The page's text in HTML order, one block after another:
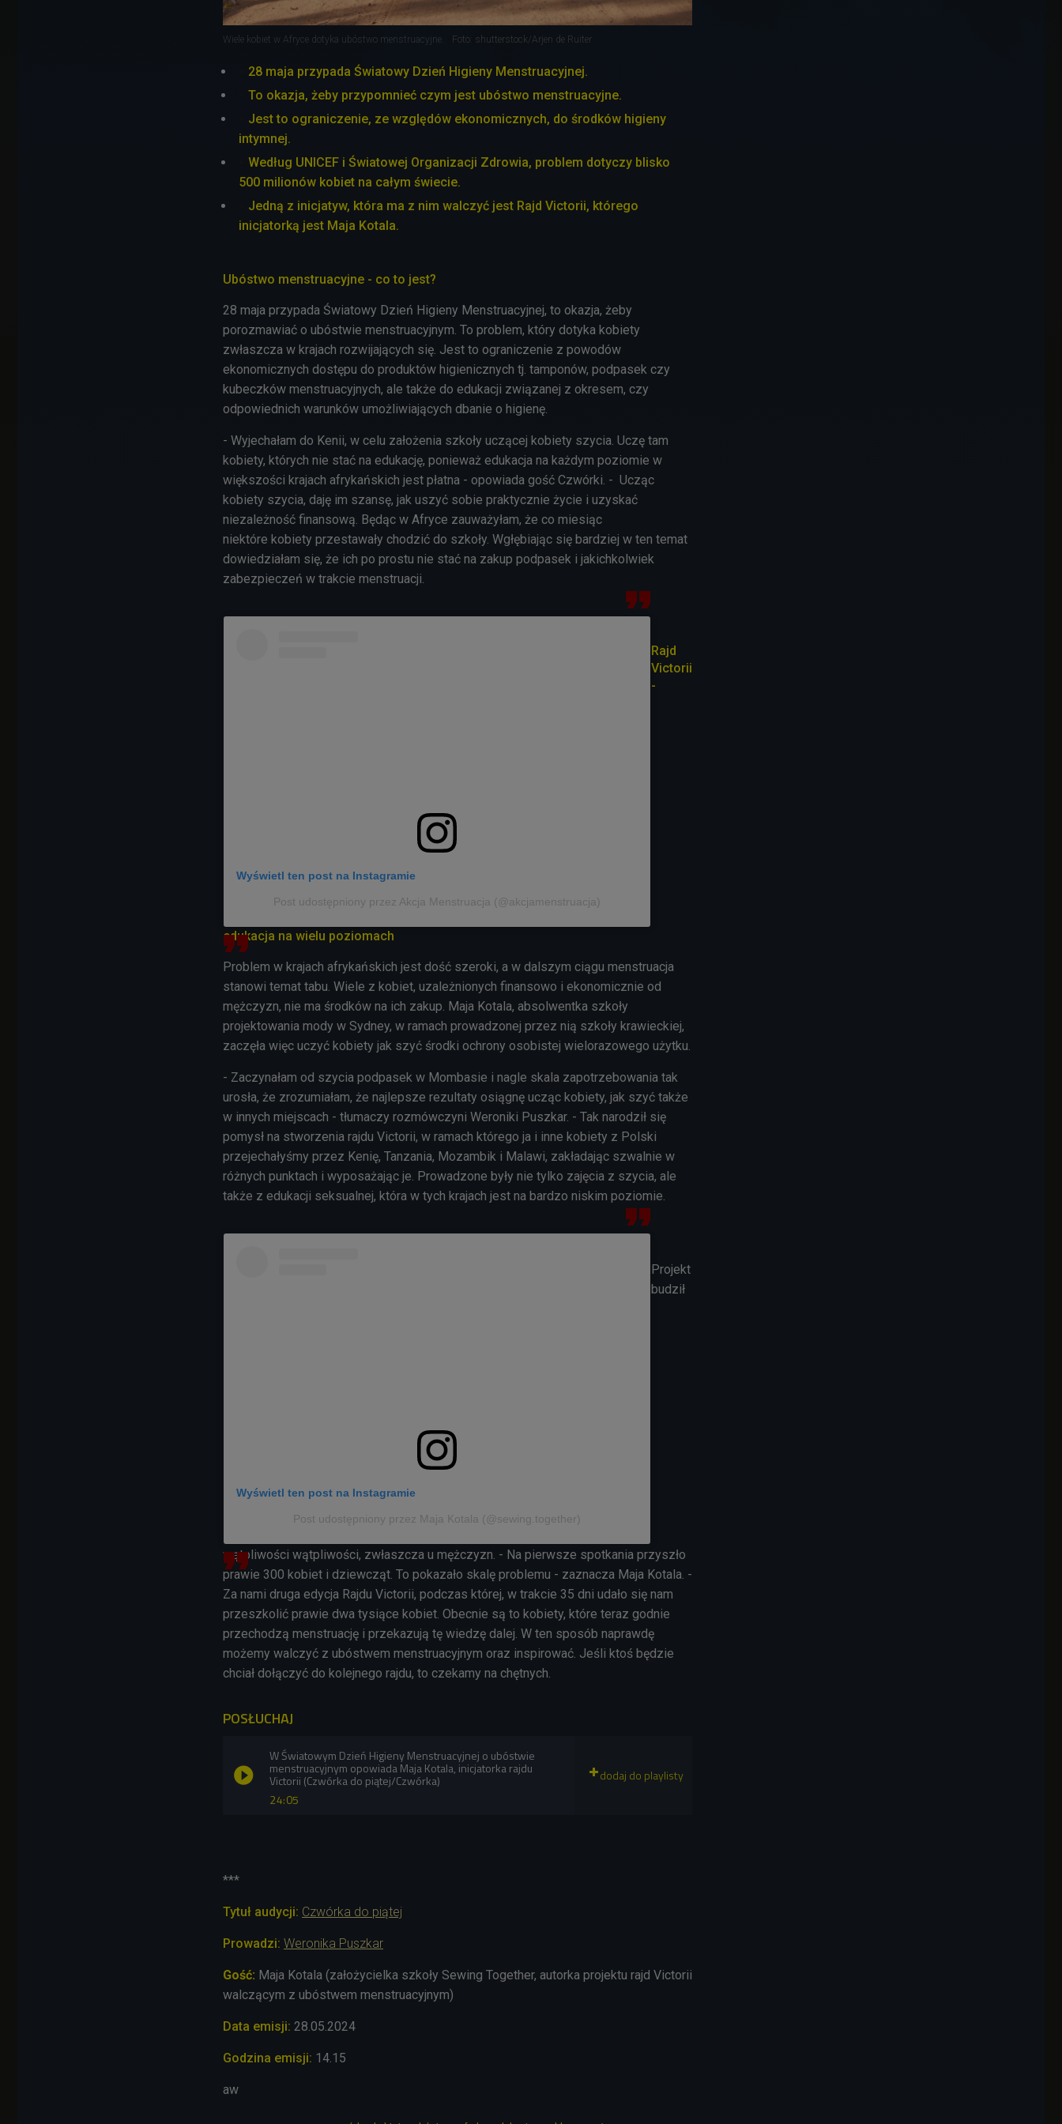
Wiele kobiet w Afryce dotyka ubóstwo menstruacyjne. Foto: shutterstock/Arjen de Ruiter
28 maja przypada Światowy Dzień Higieny Menstruacyjnej.
To okazja, żeby przypomnieć czym jest ubóstwo menstruacyjne.
Jest to ograniczenie, ze względów ekonomicznych, do środków higieny
intymnej.
Według UNICEF i Światowej Organizacji Zdrowia, problem dotyczy blisko
500 milionów kobiet na całym świecie.
Jedną z inicjatyw, która ma z nim walczyć jest Rajd Victorii, którego
inicjatorką jest Maja Kotala.
Ubóstwo menstruacyjne - co to jest?
28 maja przypada Światowy Dzień Higieny Menstruacyjnej, to okazja, żeby
porozmawiać o ubóstwie menstruacyjnym. To problem, który dotyka kobiety
zwłaszcza w krajach rozwijających się. Jest to ograniczenie z powodów
ekonomicznych dostępu do produktów higienicznych tj. tamponów, podpasek czy
kubeczków menstruacyjnych, ale także do edukacji związanej z okresem, czy
odpowiednich warunków umożliwiających dbanie o higienę.
- Wyjechałam do Kenii, w celu założenia szkoły uczącej kobiety szycia. Uczę tam
kobiety, których nie stać na edukację, ponieważ edukacja na każdym poziomie w
większości krajach afrykańskich jest płatna - opowiada gość Czwórki. - Ucząc
kobiety szycia, daję im szansę, jak uszyć sobie praktycznie życie i uzyskać
niezależność finansową. Będąc w Afryce zauważyłam, że co miesiąc
niektóre kobiety przestawały chodzić do szkoły. Wgłębiając się bardziej w ten temat
dowiedziałam się, że ich po prostu nie stać na zakup podpasek i jakichkolwiek
zabezpieczeń w trakcie menstruacji.
Wyświetl ten post na Instagramie
Post udostępniony przez Akcja Menstruacja (@akcjamenstruacja)
Rajd
Victorii
-
edukacja na wielu poziomach
Problem w krajach afrykańskich jest dość szeroki, a w dalszym ciągu menstruacja
stanowi temat tabu. Wiele z kobiet, uzależnionych finansowo i ekonomicznie od
mężczyzn, nie ma środków na ich zakup. Maja Kotala, absolwentka szkoły
projektowania mody w Sydney, w ramach prowadzonej przez nią szkoły krawieckiej,
zaczęła więc uczyć kobiety jak szyć środki ochrony osobistej wielorazowego użytku.
- Zaczynałam od szycia podpasek w Mombasie i nagle skala zapotrzebowania tak
urosła, że zrozumiałam, że najlepsze rezultaty osiągnę ucząc kobiety, jak szyć także
w innych miejscach - tłumaczy rozmówczyni Weroniki Puszkar. - Tak narodził się
pomysł na stworzenia rajdu Victorii, w ramach którego ja i inne kobiety z Polski
przejechałyśmy przez Kenię, Tanzania, Mozambik i Malawi, zakładając szwalnie w
różnych punktach i wyposażając je. Prowadzone były nie tylko zajęcia z szycia, ale
także z edukacji seksualnej, która w tych krajach jest na bardzo niskim poziomie.
Wyświetl ten post na Instagramie
Post udostępniony przez Maja Kotala (@sewing.together)
Projekt
budził
wątpliwości wątpliwości, zwłaszcza u mężczyzn. - Na pierwsze spotkania przyszło
prawie 300 kobiet i dziewcząt. To pokazało skalę problemu - zaznacza Maja Kotala. -
Za nami druga edycja Rajdu Victorii, podczas której, w trakcie 35 dni udało się nam
przeszkolić prawie dwa tysiące kobiet. Obecnie są to kobiety, które teraz godnie
przechodzą menstruację i przekazują tę wiedzę dalej. W ten sposób naprawdę
możemy walczyć z ubóstwem menstruacyjnym oraz inspirować. Jeśli ktoś będzie
chciał dołączyć do kolejnego rajdu, to czekamy na chętnych.
POSŁUCHAJ
24:05
W Światowym Dzień Higieny Menstruacyjnej o ubóstwie
menstruacyjnym opowiada Maja Kotala, inicjatorka rajdu
Victorii (Czwórka do piątej/Czwórka)
***
Tytuł audycji: Czwórka do piątej
Prowadzi: Weronika Puszkar
Gość: Maja Kotala (założycielka szkoły Sewing Together, autorka projektu rajd Victorii
walczącym z ubóstwem menstruacyjnym)
Data emisji: 28.05.2024
Godzina emisji: 14.15
aw